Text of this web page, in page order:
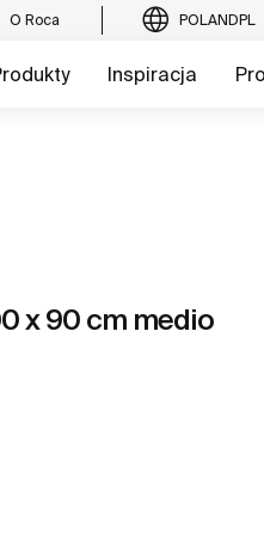
O Roca POLANDPL
Inspiracja
x 90 cm medio